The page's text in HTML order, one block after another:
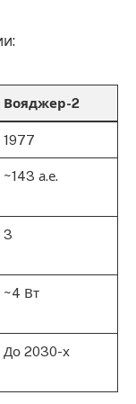
Вояджер-2
1977
~143 а.е.
3
~4 Вт
До 2030-х